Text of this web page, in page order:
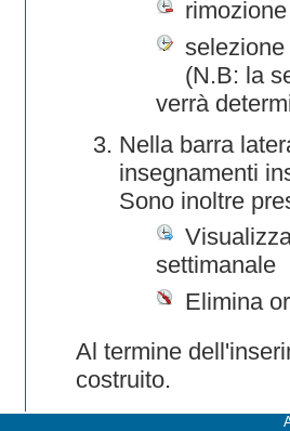
(N.B: la
verrà
Nella barra
insegnamenti
Sono inoltre
settimanale
Elimina
Al termine
costruito.